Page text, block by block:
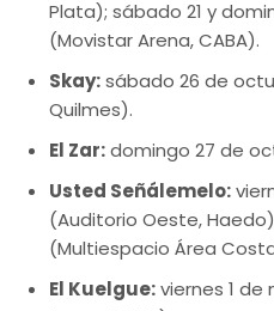
Plata); sábado 21 y
(Movistar Arena, CABA).
Skay:sábado 26 de
Quilmes).
El Zar:domingo 27 de
Usted Señálemelo:
(Auditorio Oeste,
(Multiespacio Área
El Kuelgue:viernes 1